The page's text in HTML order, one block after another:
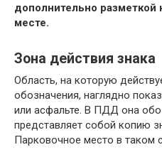
дополнительно
месте.
Зона действия знака
Область, на которую
обозначения, наглядно
или асфальте. В ПДД она
представляет собой копию
Парковочное место в таком